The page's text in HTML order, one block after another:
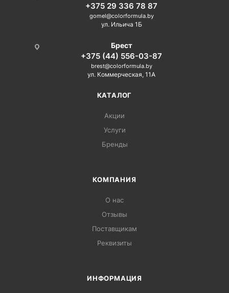
+375 29 336 78 87
gomel@colorformula.by
ул. Ильича 1Б
Брест
+375 (44) 556-03-87
brest@colorformula.by
ул. Коммерческая, 11А
КАТАЛОГ
Акции
Услуги
Бренды
КОМПАНИЯ
О нас
Отзывы
Поставщикам
Реквизиты
ИНФОРМАЦИЯ